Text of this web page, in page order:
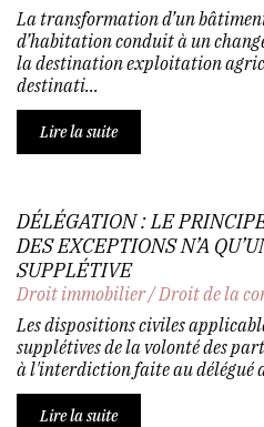
La transformation d’un
d’habitation conduit à un
la destination exploitation
destinati...
Lire la suite
DÉLÉGATION : LE
DES EXCEPTIONS N’A
SUPPLÉTIVE
Droit immobilier/Droit de la
Les dispositions civiles
supplétives de la volonté des
à l'interdiction faite au délégué
Lire la suite